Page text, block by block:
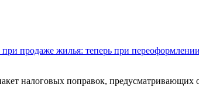
при продаже жилья: теперь при
налоговых поправок,